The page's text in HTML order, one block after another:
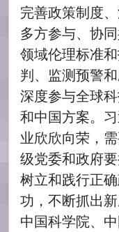
完善政策制度
多方参与、协
领域伦理标准
判、监测预警和
深度参与全球
和中国方案。
业欣欣向荣，
级党委和政府
树立和践行正
功，不断抓出新
中国科学院、